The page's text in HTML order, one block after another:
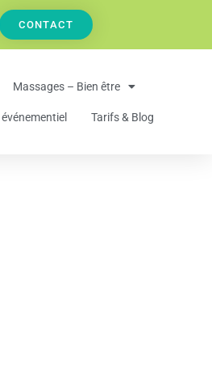
CONTACT
Massages – Bien être
Tarifs & Blog